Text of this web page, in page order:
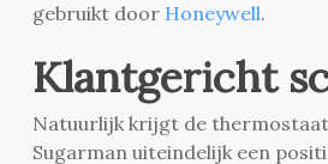
gebruikt door Honeywell.
Klantgericht
Natuurlijk krijgt de
Sugarman uiteindelijk een